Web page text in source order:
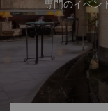
専門のイベン